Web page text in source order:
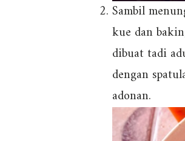
Sambil
kue dan
dibuat tadi
dengan
adonan.